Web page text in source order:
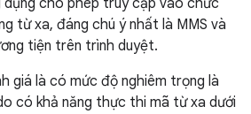
dụng cho phép truy cập vào chức
từ xa, đáng chú ý nhất là MMS và
tiện trên trình duyệt.
giá là có mức độ nghiêm trọng là
có khả năng thực thi mã từ xa dưới